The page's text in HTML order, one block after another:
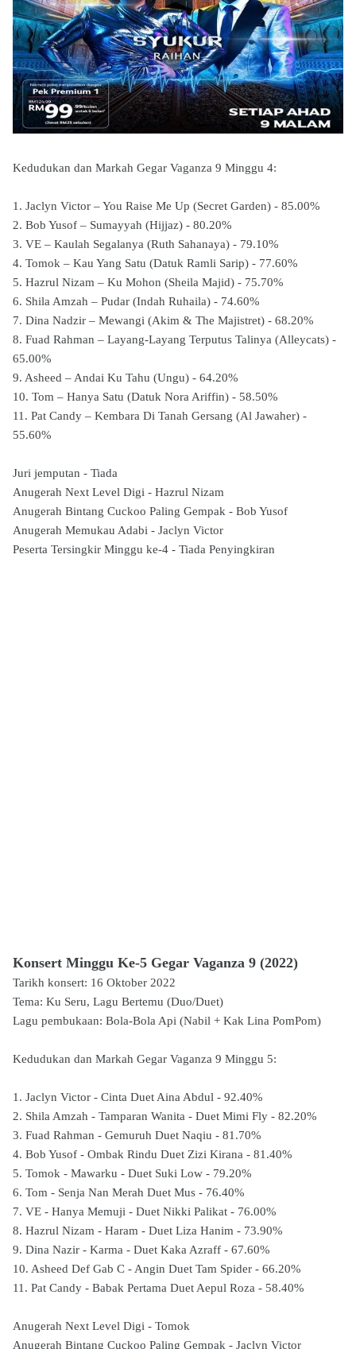
Kedudukan dan Markah Gegar Vaganza 9 Minggu 4:
1. Jaclyn Victor – You Raise Me Up (Secret Garden) - 85.00%
2. Bob Yusof – Sumayyah (Hijjaz) - 80.20%
3. VE – Kaulah Segalanya (Ruth Sahanaya) - 79.10%
4. Tomok – Kau Yang Satu (Datuk Ramli Sarip) - 77.60%
5. Hazrul Nizam – Ku Mohon (Sheila Majid) - 75.70%
6. Shila Amzah – Pudar (Indah Ruhaila) - 74.60%
7. Dina Nadzir – Mewangi (Akim & The Majistret) - 68.20%
8. Fuad Rahman – Layang-Layang Terputus Talinya (Alleycats) -
65.00%
9. Asheed – Andai Ku Tahu (Ungu) - 64.20%
10. Tom – Hanya Satu (Datuk Nora Ariffin) - 58.50%
11. Pat Candy – Kembara Di Tanah Gersang (Al Jawaher) -
55.60%
Juri jemputan - Tiada
Anugerah Next Level Digi - Hazrul Nizam
Anugerah Bintang Cuckoo Paling Gempak - Bob Yusof
Anugerah Memukau Adabi - Jaclyn Victor
Peserta Tersingkir Minggu ke-4 - Tiada Penyingkiran
Konsert Minggu Ke-5 Gegar Vaganza 9 (2022)
Tarikh konsert: 16 Oktober 2022
Tema: Ku Seru, Lagu Bertemu (Duo/Duet)
Lagu pembukaan: Bola-Bola Api (Nabil + Kak Lina PomPom)
Kedudukan dan Markah Gegar Vaganza 9 Minggu 5:
1. Jaclyn Victor - Cinta Duet Aina Abdul - 92.40%
2. Shila Amzah - Tamparan Wanita - Duet Mimi Fly - 82.20%
3. Fuad Rahman - Gemuruh Duet Naqiu - 81.70%
4. Bob Yusof - Ombak Rindu Duet Zizi Kirana - 81.40%
5. Tomok - Mawarku - Duet Suki Low - 79.20%
6. Tom - Senja Nan Merah Duet Mus - 76.40%
7. VE - Hanya Memuji - Duet Nikki Palikat - 76.00%
8. Hazrul Nizam - Haram - Duet Liza Hanim - 73.90%
9. Dina Nazir - Karma - Duet Kaka Azraff - 67.60%
10. Asheed Def Gab C - Angin Duet Tam Spider - 66.20%
11. Pat Candy - Babak Pertama Duet Aepul Roza - 58.40%
Anugerah Next Level Digi - Tomok
Anugerah Bintang Cuckoo Paling Gempak - Jaclyn Victor